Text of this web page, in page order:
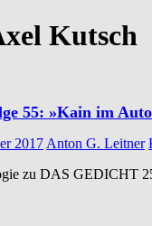
Kutsch
55: »Kain im
2017 Anton G. Leitner
zu DAS GEDICHT